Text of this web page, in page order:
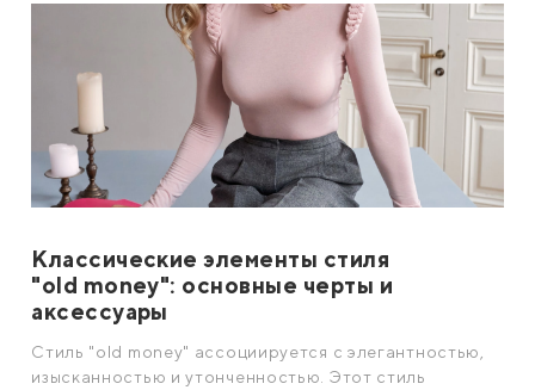
Классические элементы стиля
"old money": основные черты и
аксессуары
Стиль "old money" ассоциируется с элегантностью,
изысканностью и утонченностью. Этот стиль